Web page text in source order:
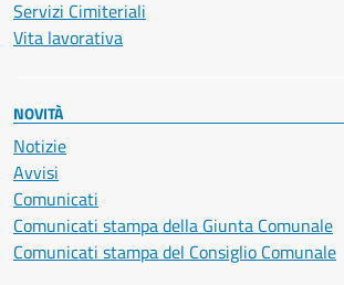
Servizi Cimiteriali
Vita lavorativa
NOVITÀ
Notizie
Avvisi
Comunicati
Comunicati stampa della Giunta Comunale
Comunicati stampa del Consiglio Comunale